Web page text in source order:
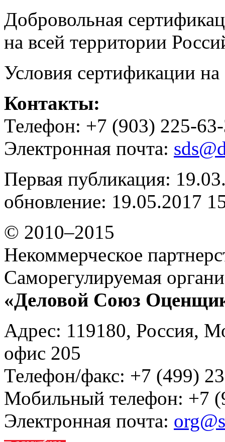
Добровольная
на всей территории
Условия сертификации на
Контакты:
Телефон: +7 (903) 225-
Электронная почта:
Первая публикация:
обновление: 19.05.2017
© 2010–2015
Некоммерческое
Саморегулируемая
«Деловой Союз
Адрес: 119180, Россия,
офис 205
Телефон/факс: +7 (499)
Мобильный телефон: +7
Электронная почта: